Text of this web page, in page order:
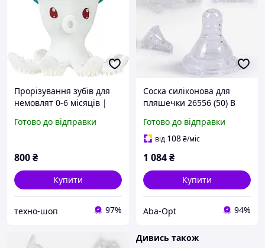
Прорізування зубів для
немовлят 0-6 місяців |
ідеальна соска
Готово до відправки
800₴
Купити
техно-шоп 97%
Соска силіконова для
пляшечки 26556 (50) В
ЦІНА ЗА УПАКОВКУ,
"BIMBO"
Готово до відправки
від 108₴/міс
1 084₴
Купити
Aba-Opt 94%
Дивись також